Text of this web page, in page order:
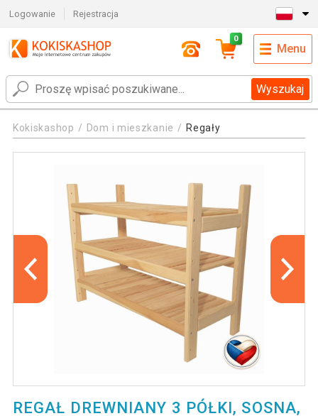
Logowanie Rejestracja
Wyszukaj
0
Menu
Kokiskashop Dom i mieszkanie Regały
REGAŁ DREWNIANY 3 PÓŁKI, SOSNA,